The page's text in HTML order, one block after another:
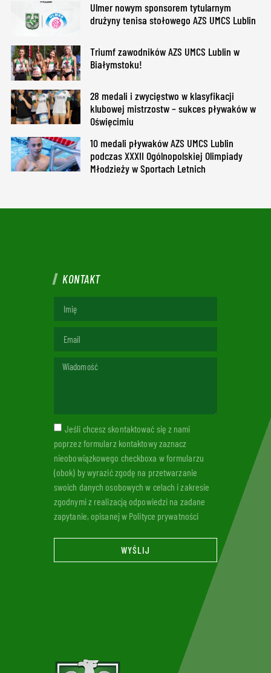
Ulmer nowym sponsorem tytularnym
drużyny tenisa stołowego AZS UMCS Lublin
Triumf zawodników AZS UMCS Lublin w
Białymstoku!
28 medali i zwycięstwo w klasyfikacji
klubowej mistrzostw – sukces pływaków w
Oświęcimiu
10 medali pływaków AZS UMCS Lublin
podczas XXXII Ogólnopolskiej Olimpiady
Młodzieży w Sportach Letnich
KONTAKT
Jeśli chcesz skontaktować się z nami
poprzez formularz kontaktowy zaznacz
nieobowiązkowego checkboxa w formularzu
(obok) by wyrazić zgodę na przetwarzanie
swoich danych osobowych w celach i zakresie
zgodnymi z realizacją odpowiedzi na zadane
zapytanie, opisanej w Polityce prywatności
WYŚLIJ